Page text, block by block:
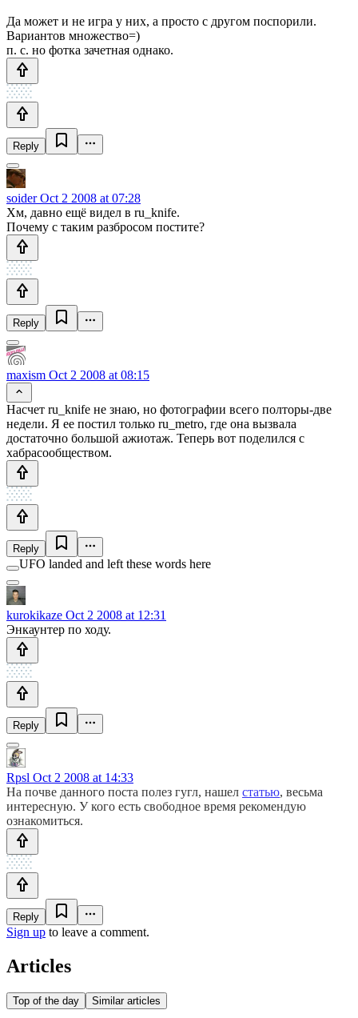
Да может и не игра у них, а просто с другом поспорили.
Вариантов множество=)
п. с. но фотка зачетная однако.
Reply
soiderOct 2 2008 at 07:28
Хм, давно ещё видел в ru_knife.
Почему с таким разбросом постите?
Reply
maxism Oct 2 2008 at 08:15
Насчет ru_knife не знаю, но фотографии всего полторы-две
недели. Я ее постил только ru_metro, где она вызвала
достаточно большой ажиотаж. Теперь вот поделился с
хабрасообществом.
Reply
UFO landed and left these words here
kurokikaze Oct 2 2008 at 12:31
Энкаунтер по ходу.
Reply
Rpsl Oct 2 2008 at 14:33
На почве данного поста полез гугл, нашел статью, весьма
интересную. У кого есть свободное время рекомендую
ознакомиться.
Reply
Sign up to leave a comment.
Articles
Top of the day Similar articles